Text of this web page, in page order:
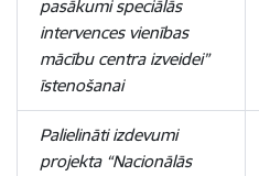
pasākumi speciālās
intervences vienības
mācību centra izveidei”
īstenošanai
Palielināti izdevumi
projekta “Nacionālās